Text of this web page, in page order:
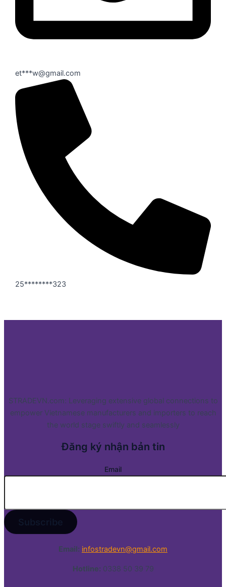
et***w@gmail.com
25********323
STRADEVN.com: Leveraging extensive global connections to
empower Vietnamese manufacturers and importers to reach
the world stage swiftly and seamlessly
Đăng ký nhận bản tin
Email
Email: infostradevn@gmail.com
Hotline: 0338 50 39 79